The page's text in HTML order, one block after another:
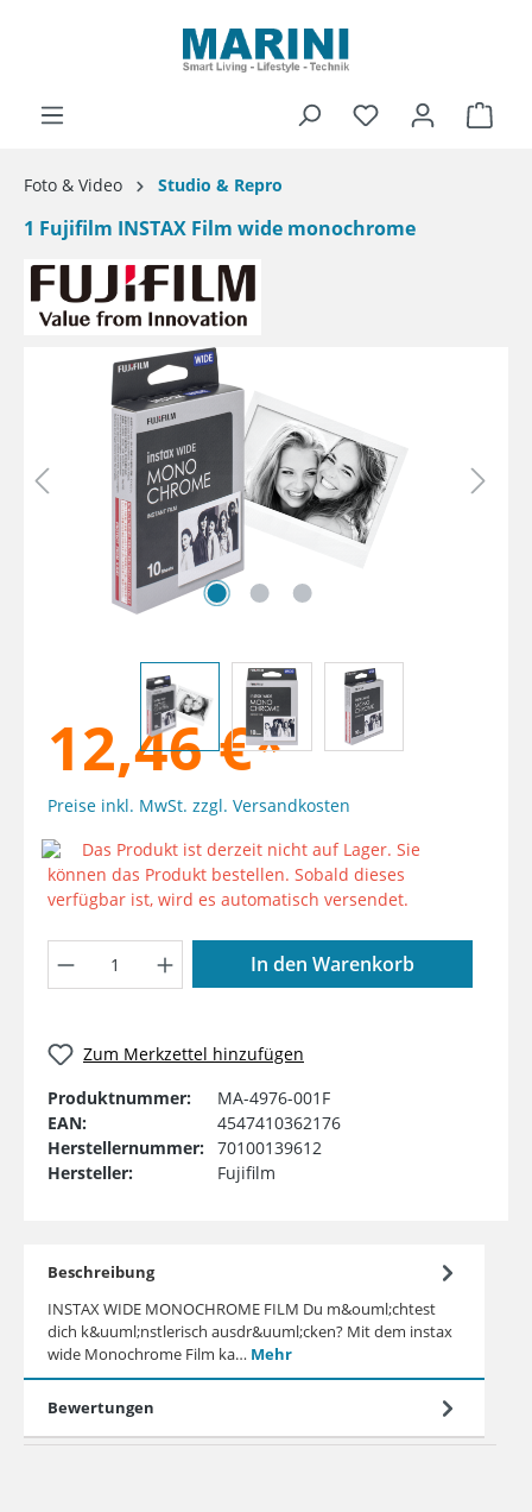
Foto & Video Studio & Repro
1 Fujifilm INSTAX Film wide monochrome
Bildergalerie überspringen
12,46 €*
Preise inkl. MwSt. zzgl. Versandkosten
Das Produkt ist derzeit nicht auf Lager. Sie
können das Produkt bestellen. Sobald dieses
verfügbar ist, wird es automatisch versendet.
Produkt Anzahl: Gib den
In den Warenkorb
Zum Merkzettel hinzufügen
Produktnummer:
MA-4976-001F
EAN:
4547410362176
Herstellernummer: 70100139612
Hersteller:
Fujifilm
Beschreibung
INSTAX WIDE MONOCHROME FILM Du m&ouml;chtest
dich k&uuml;nstlerisch ausdr&uuml;cken? Mit dem instax
wide Monochrome Film ka… Mehr
Bewertungen